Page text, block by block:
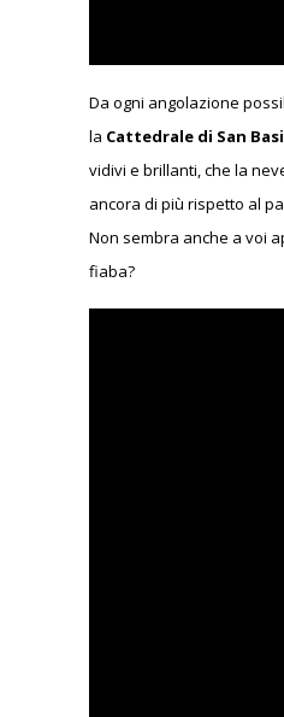
Da ogni angolazione
la Cattedrale di San
vidivi e brillanti, che la
ancora di più rispetto al
Non sembra anche a voi
fiaba?